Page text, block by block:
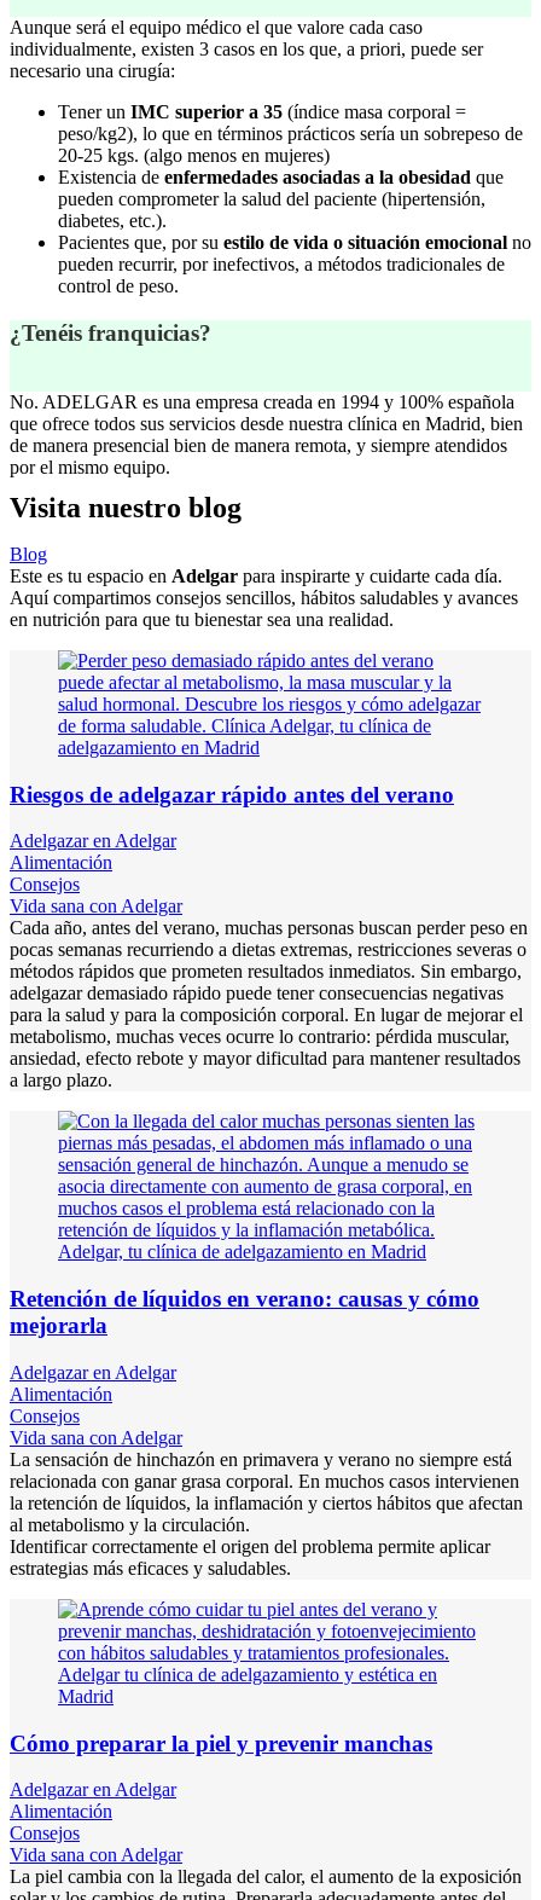
Aunque será el equipo médico el que valore cada caso
individualmente, existen 3 casos en los que, a priori, puede ser
necesario una cirugía:
Tener un IMC superior a 35 (índice masa corporal =
peso/kg2), lo que en términos prácticos sería un sobrepeso de
20-25 kgs. (algo menos en mujeres)
Existencia de enfermedades asociadas a la obesidad que
pueden comprometer la salud del paciente (hipertensión,
diabetes, etc.).
Pacientes que, por su estilo de vida o situación emocional no
pueden recurrir, por inefectivos, a métodos tradicionales de
control de peso.
¿Tenéis franquicias?
No. ADELGAR es una empresa creada en 1994 y 100% española
que ofrece todos sus servicios desde nuestra clínica en Madrid, bien
de manera presencial bien de manera remota, y siempre atendidos
por el mismo equipo.
Visita nuestro blog
Blog
Este es tu espacio en Adelgar para inspirarte y cuidarte cada día.
Aquí compartimos consejos sencillos, hábitos saludables y avances
en nutrición para que tu bienestar sea una realidad.
Riesgos de adelgazar rápido antes del verano
Adelgazar en Adelgar
Alimentación
Consejos
Vida sana con Adelgar
Cada año, antes del verano, muchas personas buscan perder peso en
pocas semanas recurriendo a dietas extremas, restricciones severas o
métodos rápidos que prometen resultados inmediatos. Sin embargo,
adelgazar demasiado rápido puede tener consecuencias negativas
para la salud y para la composición corporal. En lugar de mejorar el
metabolismo, muchas veces ocurre lo contrario: pérdida muscular,
ansiedad, efecto rebote y mayor dificultad para mantener resultados
a largo plazo.
Retención de líquidos en verano: causas y cómo
mejorarla
Adelgazar en Adelgar
Alimentación
Consejos
Vida sana con Adelgar
La sensación de hinchazón en primavera y verano no siempre está
relacionada con ganar grasa corporal. En muchos casos intervienen
la retención de líquidos, la inflamación y ciertos hábitos que afectan
al metabolismo y la circulación.
Identificar correctamente el origen del problema permite aplicar
estrategias más eficaces y saludables.
Cómo preparar la piel y prevenir manchas
Adelgazar en Adelgar
Alimentación
Consejos
Vida sana con Adelgar
La piel cambia con la llegada del calor, el aumento de la exposición